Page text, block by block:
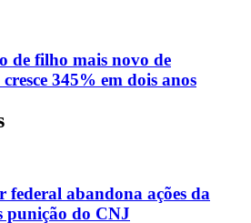
de filho mais novo de
345% em dois anos
federal abandona ações da
punição do CNJ